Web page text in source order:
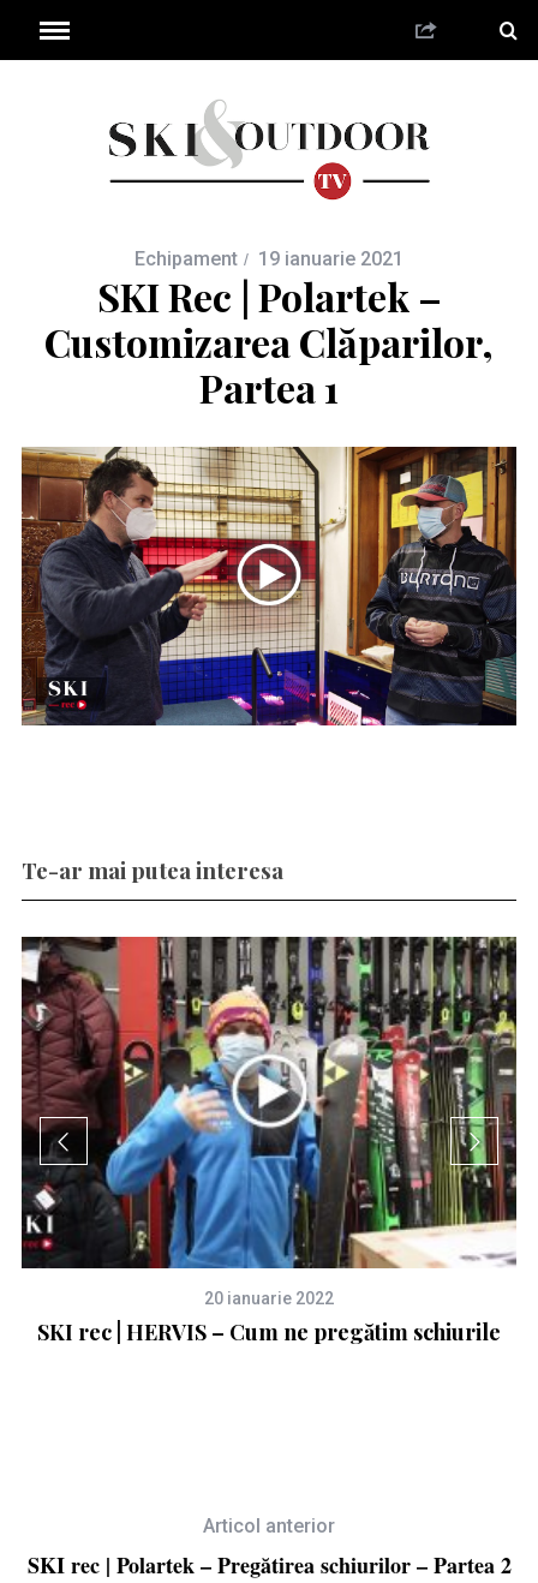
Echipament 19 ianuarie 2021
SKI Rec | Polartek –
Customizarea Clăparilor,
Partea 1
Te-ar mai putea interesa
20 ianuarie 2022
SKI rec | HERVIS – Cum ne pregătim schiurile
Articol anterior
SKI rec | Polartek – Pregătirea schiurilor – Partea 2